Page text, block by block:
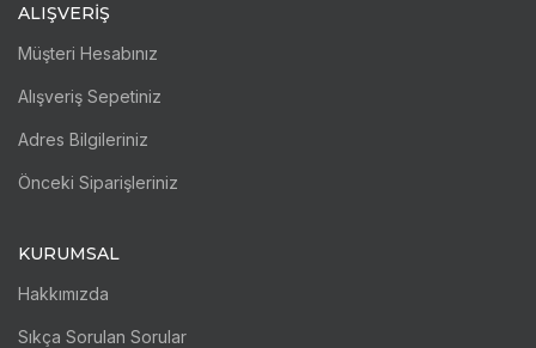
ALIŞVERİŞ
Müşteri Hesabınız
Alışveriş Sepetiniz
Adres Bilgileriniz
Önceki Siparişleriniz
KURUMSAL
Hakkımızda
Sıkça Sorulan Sorular